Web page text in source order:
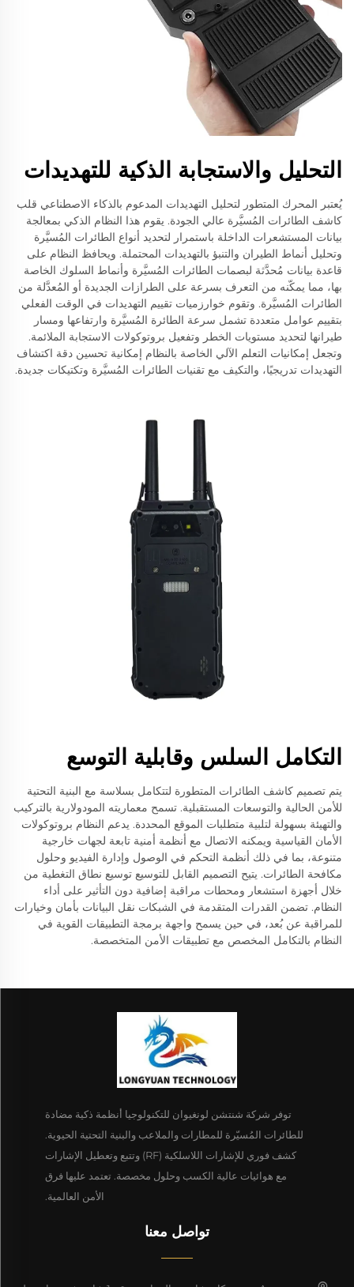
التحليل والاستجابة الذكية للتهديدات
يُعتبر المحرك المتطور لتحليل التهديدات المدعوم بالذكاء الاصطناعي قلب
كاشف الطائرات المُسيَّرة عالي الجودة. يقوم هذا النظام الذكي بمعالجة
بيانات المستشعرات الداخلة باستمرار لتحديد أنواع الطائرات المُسيَّرة
وتحليل أنماط الطيران والتنبؤ بالتهديدات المحتملة. ويحافظ النظام على
قاعدة بيانات مُحدَّثة لبصمات الطائرات المُسيَّرة وأنماط السلوك الخاصة
بها، مما يمكّنه من التعرف بسرعة على الطرازات الجديدة أو المُعدَّلة من
الطائرات المُسيَّرة. وتقوم خوارزميات تقييم التهديدات في الوقت الفعلي
بتقييم عوامل متعددة تشمل سرعة الطائرة المُسيَّرة وارتفاعها ومسار
طيرانها لتحديد مستويات الخطر وتفعيل بروتوكولات الاستجابة الملائمة.
وتجعل إمكانيات التعلم الآلي الخاصة بالنظام إمكانية تحسين دقة اكتشاف
التهديدات تدريجيًا، والتكيف مع تقنيات الطائرات المُسيَّرة وتكتيكات جديدة.
التكامل السلس وقابلية التوسع
يتم تصميم كاشف الطائرات المتطورة لتتكامل بسلاسة مع البنية التحتية
للأمن الحالية والتوسعات المستقبلية. تسمح معماريته المودولارية بالتركيب
والتهيئة بسهولة لتلبية متطلبات الموقع المحددة. يدعم النظام بروتوكولات
الأمان القياسية ويمكنه الاتصال مع أنظمة أمنية تابعة لجهات خارجية
متنوعة، بما في ذلك أنظمة التحكم في الوصول وإدارة الفيديو وحلول
مكافحة الطائرات. يتيح التصميم القابل للتوسيع توسيع نطاق التغطية من
خلال أجهزة استشعار ومحطات مراقبة إضافية دون التأثير على أداء
النظام. تضمن القدرات المتقدمة في الشبكات نقل البيانات بأمان وخيارات
للمراقبة عن بُعد، في حين يسمح واجهة برمجة التطبيقات القوية في
النظام بالتكامل المخصص مع تطبيقات الأمن المتخصصة.
توفر شركة شنتشن لونغيوان للتكنولوجيا أنظمة ذكية مضادة
للطائرات المُسيّرة للمطارات والملاعب والبنية التحتية الحيوية.
كشف فوري للإشارات اللاسلكية (RF) وتتبع وتعطيل الإشارات
مع هوائيات عالية الكسب وحلول مخصصة. تعتمد عليها فرق
الأمن العالمية.
تواصل معنا